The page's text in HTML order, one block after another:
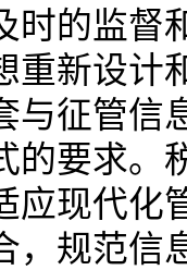
时的监督
重新设计
与征管信
的要求。
应现代化
，规范信